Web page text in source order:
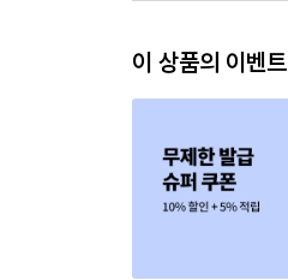
이 상품의 이벤트